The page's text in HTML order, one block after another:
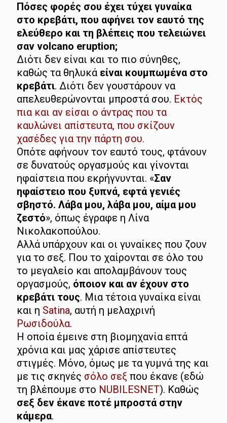
Πόσες φορές σου έχει τύχει γυναίκα
στο κρεβάτι, που αφήνει τον εαυτό της
ελεύθερο και τη βλέπεις που τελειώνει
σαν volcano eruption;
Διότι δεν είναι και το πιο σύνηθες,
καθώς τα θηλυκά είναι κουμπωμένα στο
κρεβάτι. Διότι δεν γουστάρουν να
απελευθερώνονται μπροστά σου. Εκτός
πια και αν είσαι ο άντρας που τα
καυλώνει απίστευτα, που σκίζουν
χασέδες για την πάρτη σου.
Οπότε αφήνουν τον εαυτό τους, φτάνουν
σε δυνατούς οργασμούς και γίνονται
ηφαίστεια που εκρήγνυνται. «Σαν
ηφαίστειο που ξυπνά, εφτά γενιές
σβηστό. Λάβα μου, λάβα μου, αίμα μου
ζεστό», όπως έγραφε η Λίνα
Νικολακοπούλου.
Αλλά υπάρχουν και οι γυναίκες που ζουν
για το σεξ. Που το χαίρονται σε όλο του
το μεγαλείο και απολαμβάνουν τους
οργασμούς, όποιον και αν έχουν στο
κρεβάτι τους. Μια τέτοια γυναίκα είναι
και η Satina, αυτή η μελαχρινή
Ρωσιδούλα.
Η οποία έμεινε στη βιομηχανία επτά
χρόνια και μας χάρισε απίστευτες
στιγμές. Μόνο, όμως με τα γυμνά της και
με τις σκηνές σόλο σεξ που έκανε (εδώ
τη βλέπουμε στο NUBILESNET). Καθώς
σεξ δεν έκανε ποτέ μπροστά στην
κάμερα.